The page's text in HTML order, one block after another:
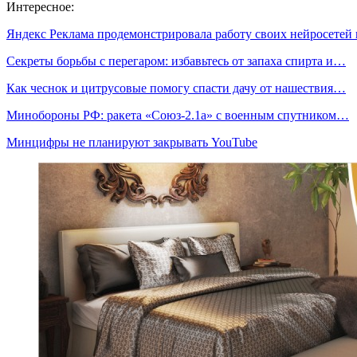
Интересное:
Яндекс Реклама продемонстрировала работу своих
Секреты борьбы с перегаром: избавьтесь от запаха спирта и…
Как чеснок и цитрусовые помогу спасти дачу от нашествия…
Минобороны РФ: ракета «Союз-2.1а» с военным спутником…
Минцифры не планируют закрывать YouTube